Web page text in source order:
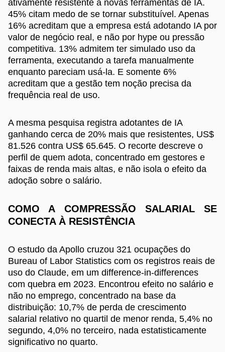
ativamente resistente a novas ferramentas de IA.
45% citam medo de se tornar substituível. Apenas
16% acreditam que a empresa está adotando IA por
valor de negócio real, e não por hype ou pressão
competitiva. 13% admitem ter simulado uso da
ferramenta, executando a tarefa manualmente
enquanto pareciam usá-la. E somente 6%
acreditam que a gestão tem noção precisa da
frequência real de uso.
A mesma pesquisa registra adotantes de IA
ganhando cerca de 20% mais que resistentes, US$
81.526 contra US$ 65.645. O recorte descreve o
perfil de quem adota, concentrado em gestores e
faixas de renda mais altas, e não isola o efeito da
adoção sobre o salário.
COMO A COMPRESSÃO SALARIAL SE
CONECTA À RESISTÊNCIA
O estudo da Apollo cruzou 321 ocupações do
Bureau of Labor Statistics com os registros reais de
uso do Claude, em um difference-in-differences
com quebra em 2023. Encontrou efeito no salário e
não no emprego, concentrado na base da
distribuição: 10,7% de perda de crescimento
salarial relativo no quartil de menor renda, 5,4% no
segundo, 4,0% no terceiro, nada estatisticamente
significativo no quarto.